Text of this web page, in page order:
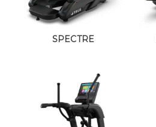
SPECTRE